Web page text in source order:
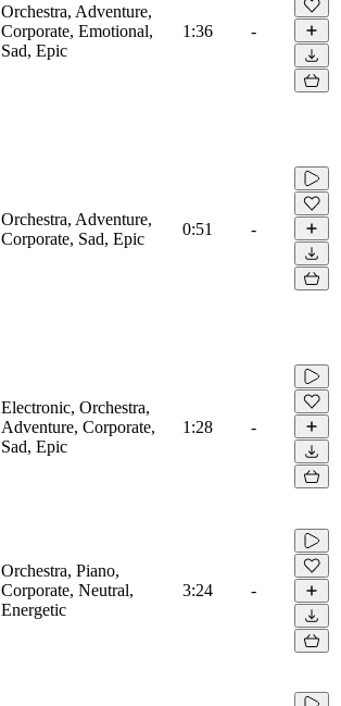
Orchestra, Adventure,
Corporate, Emotional,
Sad, Epic
1:36 -
Orchestra, Adventure,
Corporate, Sad, Epic
0:51 -
Electronic, Orchestra,
Adventure, Corporate,
Sad, Epic
1:28 -
Orchestra, Piano,
Corporate, Neutral,
Energetic
3:24 -